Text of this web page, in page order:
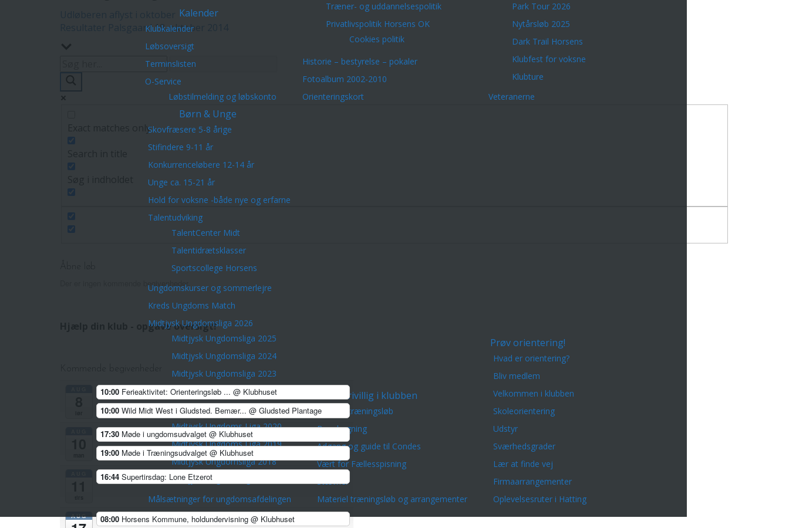
Kalender
Klubkalender
Løbsoversigt
Terminslisten
O-Service
Løbstilmelding og løbskonto
Træner- og uddannelsespolitik
Privatlivspolitik Horsens OK
Cookies politik
Historie – bestyrelse – pokaler
Fotoalbum 2002-2010
Orienteringskort
Park Tour 2026
Nytårsløb 2025
Dark Trail Horsens
Klubfest for voksne
Klubture
Veteranerne
Børn & Unge
Skovfræsere 5-8 årige
Stifindere 9-11 år
Konkurrenceløbere 12-14 år
Unge ca. 15-21 år
Hold for voksne -både nye og erfarne
Talentudviking
TalentCenter Midt
Talentidrætsklasser
Sportscollege Horsens
Ungdomskurser og sommerlejre
Kreds Ungdoms Match
Midtjysk Ungdomsliga 2026
Midtjysk Ungdomsliga 2025
Midtjysk Ungdomsliga 2024
Midtjysk Ungdomsliga 2023
Midtjysk Ungdomsliga 2022
Midtjysk Ungdomsliga 2021
Midtjysk Ungdoms Liga 2020
Midtjysk Ungdoms Liga 2019
Midtjysk Ungdomsliga 2018
Midtjysk Ungdomsliga 2017
Målsætninger for ungdomsafdelingen
Frivillig i klubben
Lørdagstræningsløb
Banelægning
Adgang og guide til Condes
Vært for Fællesspisning
Stævner
Materiel træningsløb og arrangementer
Prøv orientering!
Hvad er orientering?
Bliv medlem
Velkommen i klubben
Skoleorientering
Udstyr
Sværhedsgrader
Lær at finde vej
Firmaarrangementer
Oplevelsesruter i Hatting
Resultater Palsgaard 18. oktober 2014
Exact matches only
Der er ingen kommende begivenheder.
Hjælp din klub - opgave oversigt!
10:00 Ferieaktivitet: Orienteringsløb ... @ Klubhuset
10:00 Wild Midt West i Gludsted. Bemær... @ Gludsted Plantage
17:30 Møde i ungdomsudvalget @ Klubhuset
19:00 Møde i Træningsudvalget @ Klubhuset
16:44 Supertirsdag: Lone Etzerot
AUG 08:00 Horsens Kommune, holdundervisning @ Klubhuset